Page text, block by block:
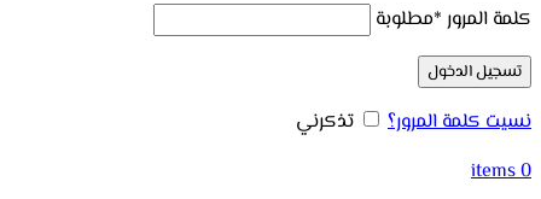
كلمة المرور *مطلوبة
تسجيل الدخول
نسيت كلمة المرور؟
تذكرني
0
items